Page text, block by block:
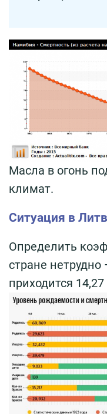
Масла в огонь
климат.
Ситуация в
Определить
стране
приходится